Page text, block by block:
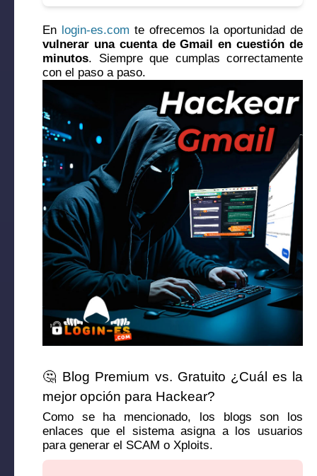
En login-es.com te ofrecemos la oportunidad de
vulnerar una cuenta de Gmail en cuestión de
minutos. Siempre que cumplas correctamente
con el paso a paso.
🤔 Blog Premium vs. Gratuito ¿Cuál es la
mejor opción para Hackear?
Como se ha mencionado, los blogs son los
enlaces que el sistema asigna a los usuarios
para generar el SCAM o Xploits.